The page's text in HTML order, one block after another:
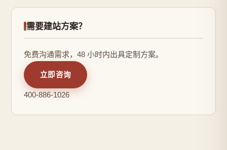
需要建站方案？
免费沟通需求，48 小时内出具定制方案。
立即咨询
400-886-1026